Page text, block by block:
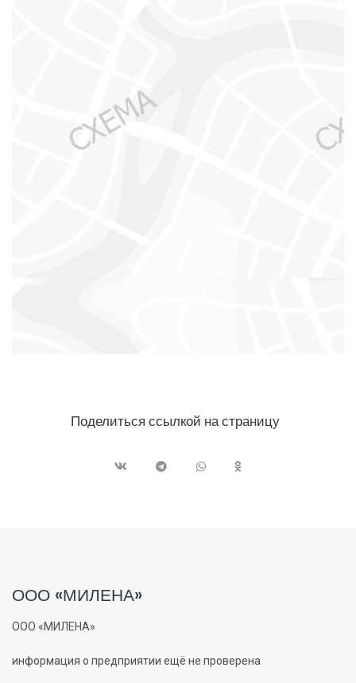
Поделиться ссылкой на страницу
ООО «МИЛЕНА»
ООО «МИЛЕНА»
информация о предприятии ещё не проверена